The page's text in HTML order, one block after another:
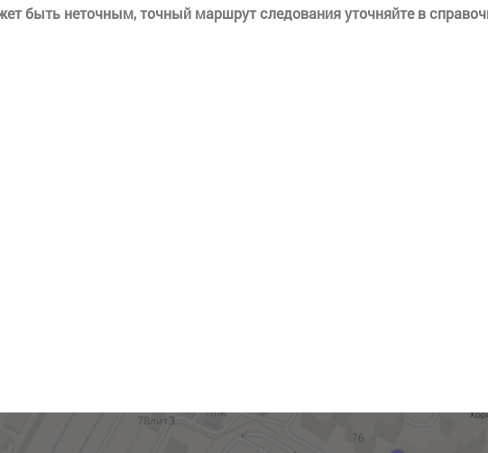
быть неточным, точный маршрут следования уточняйте в